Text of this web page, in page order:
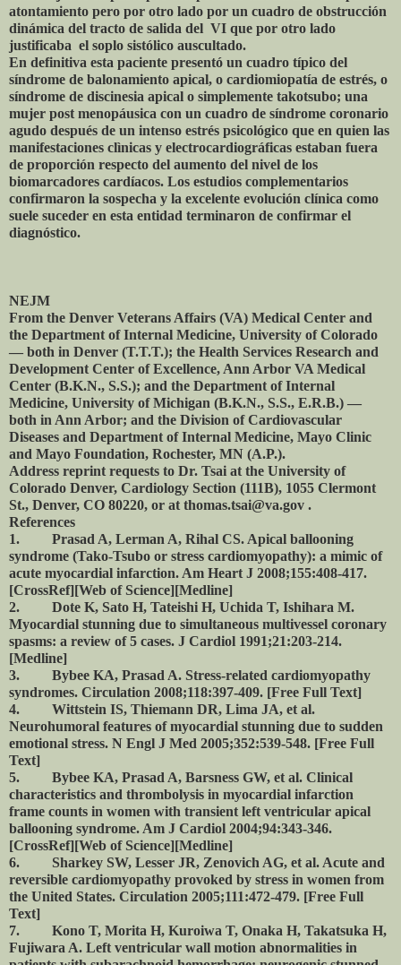
atontamiento pero por otro lado por un cuadro de obstrucción
dinámica del tracto de salida del VI que por otro lado
justificaba el soplo sistólico auscultado.
En definitiva esta paciente presentó un cuadro típico del
síndrome de balonamiento apical, o cardiomiopatía de estrés, o
síndrome de discinesia apical o simplemente takotsubo; una
mujer post menopáusica con un cuadro de síndrome coronario
agudo después de un intenso estrés psicológico que en quien las
manifestaciones clìnicas y electrocardiográficas estaban fuera
de proporción respecto del aumento del nivel de los
biomarcadores cardíacos. Los estudios complementarios
confirmaron la sospecha y la excelente evolución clínica como
suele suceder en esta entidad terminaron de confirmar el
diagnóstico.
NEJM
From the Denver Veterans Affairs (VA) Medical Center and
the Department of Internal Medicine, University of Colorado
— both in Denver (T.T.T.); the Health Services Research and
Development Center of Excellence, Ann Arbor VA Medical
Center (B.K.N., S.S.); and the Department of Internal
Medicine, University of Michigan (B.K.N., S.S., E.R.B.) —
both in Ann Arbor; and the Division of Cardiovascular
Diseases and Department of Internal Medicine, Mayo Clinic
and Mayo Foundation, Rochester, MN (A.P.).
Address reprint requests to Dr. Tsai at the University of
Colorado Denver, Cardiology Section (111B), 1055 Clermont
St., Denver, CO 80220, or at thomas.tsai@va.gov .
References
1. Prasad A, Lerman A, Rihal CS. Apical ballooning
syndrome (Tako-Tsubo or stress cardiomyopathy): a mimic of
acute myocardial infarction. Am Heart J 2008;155:408-417.
[CrossRef][Web of Science][Medline]
2. Dote K, Sato H, Tateishi H, Uchida T, Ishihara M.
Myocardial stunning due to simultaneous multivessel coronary
spasms: a review of 5 cases. J Cardiol 1991;21:203-214.
[Medline]
3. Bybee KA, Prasad A. Stress-related cardiomyopathy
syndromes. Circulation 2008;118:397-409. [Free Full Text]
4. Wittstein IS, Thiemann DR, Lima JA, et al.
Neurohumoral features of myocardial stunning due to sudden
emotional stress. N Engl J Med 2005;352:539-548. [Free Full
Text]
5. Bybee KA, Prasad A, Barsness GW, et al. Clinical
characteristics and thrombolysis in myocardial infarction
frame counts in women with transient left ventricular apical
ballooning syndrome. Am J Cardiol 2004;94:343-346.
[CrossRef][Web of Science][Medline]
6. Sharkey SW, Lesser JR, Zenovich AG, et al. Acute and
reversible cardiomyopathy provoked by stress in women from
the United States. Circulation 2005;111:472-479. [Free Full
Text]
7. Kono T, Morita H, Kuroiwa T, Onaka H, Takatsuka H,
Fujiwara A. Left ventricular wall motion abnormalities in